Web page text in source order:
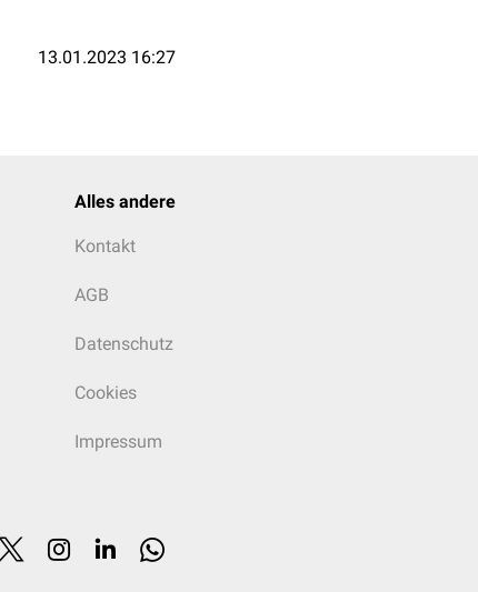
13.01.2023 16:27
Alles andere
Kontakt
AGB
Datenschutz
Cookies
Impressum